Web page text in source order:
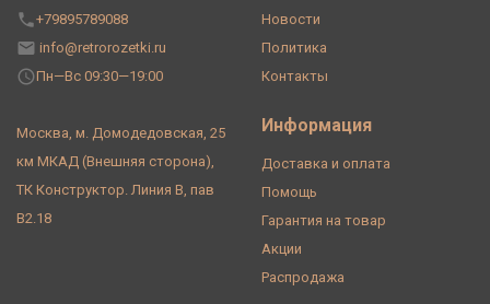
+79895789088
info@retrorozetki.ru
Пн—Вс 09:30—19:00
Москва, м. Домодедовская, 25
км МКАД (Внешняя сторона),
ТК Конструктор. Линия В, пав
В2.18
Новости
Политика
Контакты
Информация
Доставка и оплата
Помощь
Гарантия на товар
Акции
Распродажа